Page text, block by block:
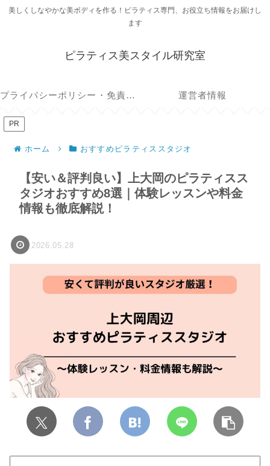
美しくしなやかな美ボディを作る！ピラティス専門、お役立ち情報をお届けし
ます
ピラティス美スタイル研究室
プライバシーポリシー・免責事項 運営者情報
PR
ホーム おすすめピラティススタジオ
【安い＆評判良い】上大岡のピラティスス
タジオおすすめ8選｜体験レッスンや料金
情報も徹底解説！
2026.05.28